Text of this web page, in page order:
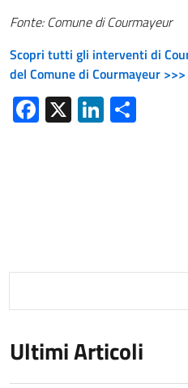
Fonte: Comune di Courmayeur
Scopri tutti gli interventi di
del Comune di Courmayeur >>>
Facebook
X LinkedIn
Ultimi Articoli